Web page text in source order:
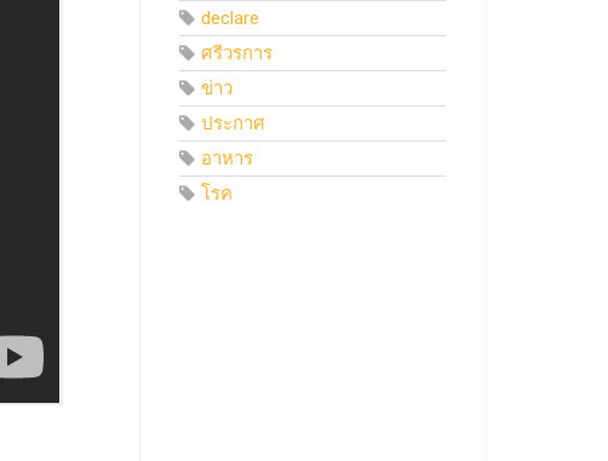
declare
ศรีวรการ
ข่าว
ประกาศ
อาหาร
โรค